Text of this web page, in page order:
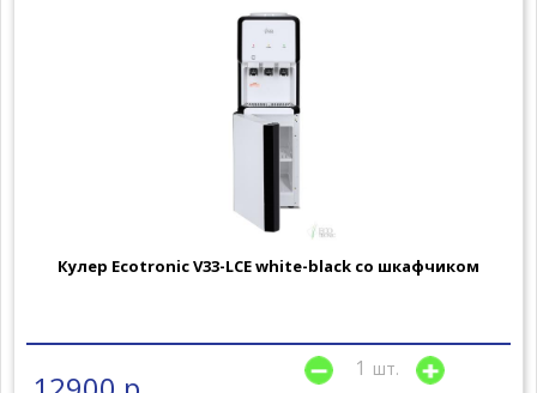
Кулер Ecotronic V33-LCE white-black со шкафчиком
шт.